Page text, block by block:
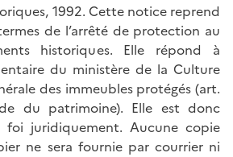
1992. Cette notice reprend
de l’arrêté de protection au
historiques. Elle répond à
du ministère de la Culture
des immeubles protégés (art.
du patrimoine). Elle est donc
juridiquement. Aucune copie
ne sera fournie par courrier ni